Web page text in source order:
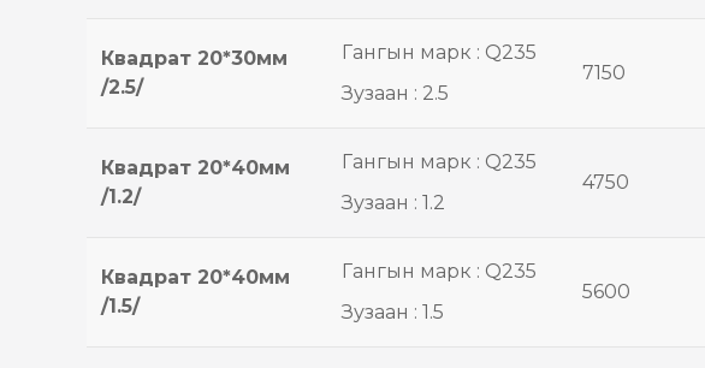
Квадрат 20*30мм
/2.5/
Гангын марк : Q235
Зузаан : 2.5
7150
Квадрат 20*40мм
/1.2/
Гангын марк : Q235
Зузаан : 1.2
4750
Квадрат 20*40мм
/1.5/
Гангын марк : Q235
Зузаан : 1.5
5600